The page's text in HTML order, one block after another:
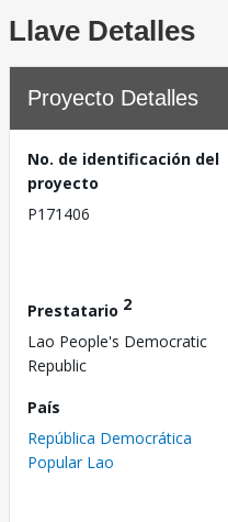
Llave Detalles
Proyecto Detalles
No. de identificación del
proyecto
P171406
Prestatario 2
Lao People's Democratic
Republic
País
República Democrática
Popular Lao